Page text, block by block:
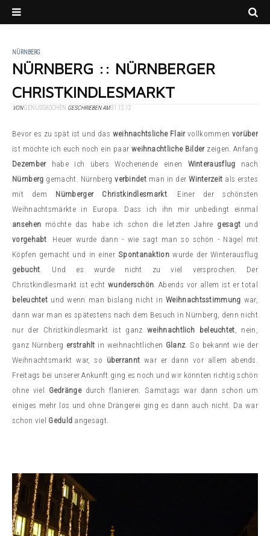
NÜRNBERG
NÜRNBERG :: NÜRNBERGER
CHRISTKINDLESMARKT
VONGENUSSKOCHEN GESCHRIEBEN AM31.12.12
Bevor es zu spät ist und das weihnachtsliche Flairvollkommen vorüber
ist möchte ich euch noch ein paar weihnachtliche Bilderzeigen. Anfang
Dezemberhabe ich übers Wochenende einen Winterausflug nach
Nürnberg gemacht. Nürnbergverbindetman in derWinterzeit als erstes
mit dem Nürnberger Christkindlesmarkt. Einer der schönsten
Weihnachtsmärkte in Europa. Dass ich ihn mir unbedingt einmal
ansehen möchte das habe ich schon die letzten Jahre gesagt und
vorgehabt . Heuer wurde dann - wie sagt man so schön - Nägel mit
Köpfen gemacht und in einerSpontanaktionwurde der Winterausflug
gebucht . Und es wurde nicht zu viel versprochen. Der
Christkindlesmarkt ist echtwunderschön . Abends vor allem ist er total
beleuchtet und wenn man bislang nicht inWeihnachtsstimmung war,
dann war man es spätestens nach dem Besuch in Nürnberg, denn nicht
nur der Christkindlesmarkt ist ganzweihnachtlich beleuchtet , nein,
ganz Nürnberg erstrahlt in weihnachtlichen Glanz . So bekannt wie der
Weihnachtsmarkt war, so überranntwar er dann vor allem abends.
Freitags bei unserer Ankunft ging es noch und wir könnten richtig schön
ohne viel Gedrängedurch flanieren. Samstags war dann schon um
einiges mehr los und ohne Drängerei ging es dann auch nicht. Da war
schon viel Geduld angesagt.